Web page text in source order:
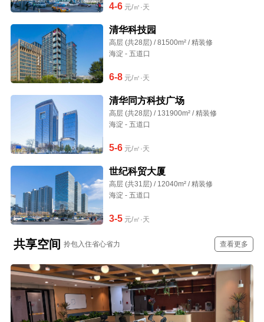
4-6元/㎡·天
清华科技园
高层 (共28层) / 81500m² / 精装修
海淀 - 五道口
6-8元/㎡·天
清华同方科技广场
高层 (共28层) / 131900m² / 精装修
海淀 - 五道口
5-6元/㎡·天
世纪科贸大厦
高层 (共31层) / 12040m² / 精装修
海淀 - 五道口
3-5元/㎡·天
共享空间 拎包入住省心省力 查看更多